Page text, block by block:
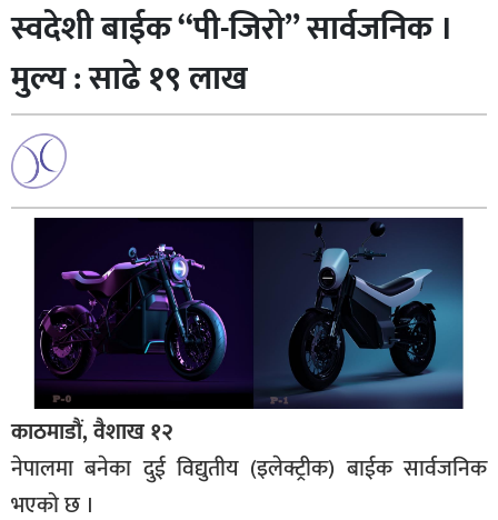
स्वदेशी बाईक “पी-जिराे” सार्वजनिक ।
मुल्य : साढे १९ लाख
काठमाडौं, वैशाख १२
नेपालमा बनेका दुई विद्युतीय (इलेक्ट्रीक) बाईक सार्वजनिक
भएको छ ।